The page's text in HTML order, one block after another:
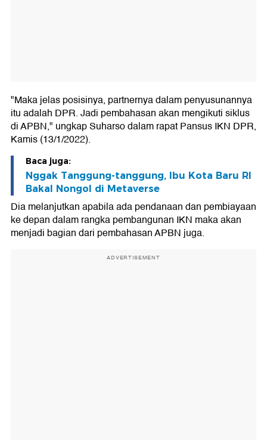
"Maka jelas posisinya, partnernya dalam penyusunannya
itu adalah DPR. Jadi pembahasan akan mengikuti siklus
di APBN," ungkap Suharso dalam rapat Pansus IKN DPR,
Kamis (13/1/2022).
Baca juga:
Nggak Tanggung-tanggung, Ibu Kota Baru RI
Bakal Nongol di Metaverse
Dia melanjutkan apabila ada pendanaan dan pembiayaan
ke depan dalam rangka pembangunan IKN maka akan
menjadi bagian dari pembahasan APBN juga.
ADVERTISEMENT